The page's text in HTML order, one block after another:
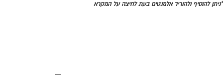
*ניתן להוסיף ולהוריד אלמנטים בעת לחיצה על המקרא